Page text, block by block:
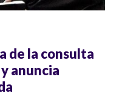
de la consulta
anuncia